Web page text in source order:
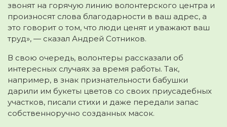
звонят на горячую линию волонтерского центра и
произносят слова благодарности в ваш адрес, а
это говорит о том, что люди ценят и уважают ваш
труд», — сказал Андрей Сотников.
В свою очередь, волонтеры рассказали об
интересных случаях за время работы. Так,
например, в знак признательности бабушки
дарили им букеты цветов со своих приусадебных
участков, писали стихи и даже передали запас
собственноручно созданных масок.